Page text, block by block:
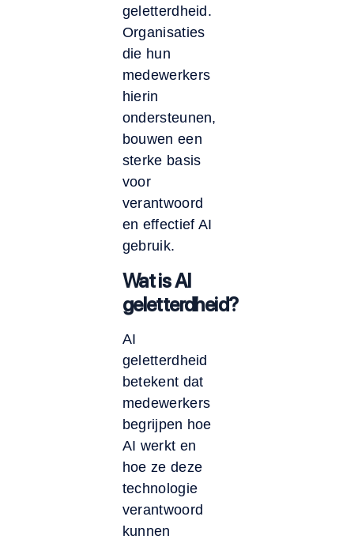
geletterdheid.
Organisaties
die hun
medewerkers
hierin
ondersteunen,
bouwen een
sterke basis
voor
verantwoord
en effectief AI
gebruik.
Wat is AI
geletterdheid?
AI
geletterdheid
betekent dat
medewerkers
begrijpen hoe
AI werkt en
hoe ze deze
technologie
verantwoord
kunnen